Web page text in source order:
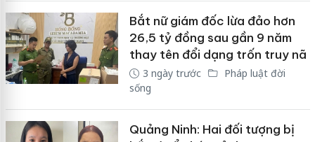
Bắt nữ giám đốc lừa đảo hơn
26,5 tỷ đồng sau gần 9 năm
thay tên đổi dạng trốn truy nã
3 ngày trước
Pháp luật đời
sống
Quảng Ninh: Hai đối tượng bị